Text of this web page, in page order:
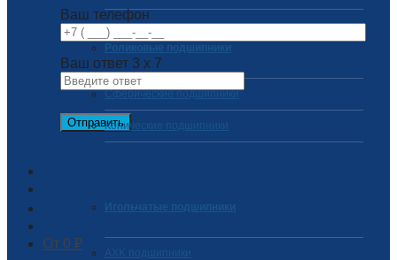
Ваш телефон
Ваш ответ 3 x 7
0 ₽
Роликовые подшипники
Сферические подшипники
Конические подшипники
Игольчатые подшипники
AXK подшипники